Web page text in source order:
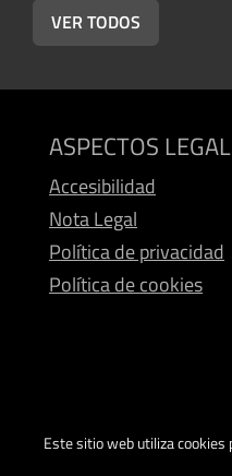
VER TODOS
ASPECTOS
Accesibilidad
Nota Legal
Política de privacidad
Política de cookies
Este sitio web utiliza cookies